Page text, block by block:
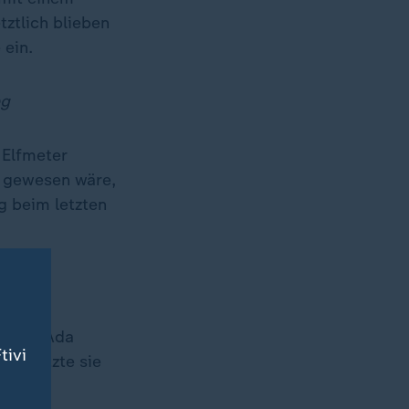
blieben
ein.
wäre,
beim letzten
Ada
setzte sie